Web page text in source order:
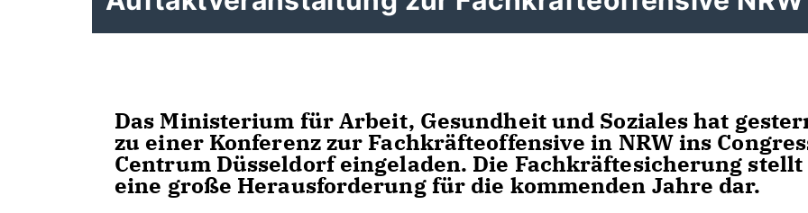
Das Ministerium für Arbeit, Gesundheit und Soziales hat
zu einer Konferenz zur Fachkräfteoffensive in NRW ins
Centrum Düsseldorf eingeladen. Die Fachkräftesicherung stellt
eine große Herausforderung für die kommenden Jahre dar.